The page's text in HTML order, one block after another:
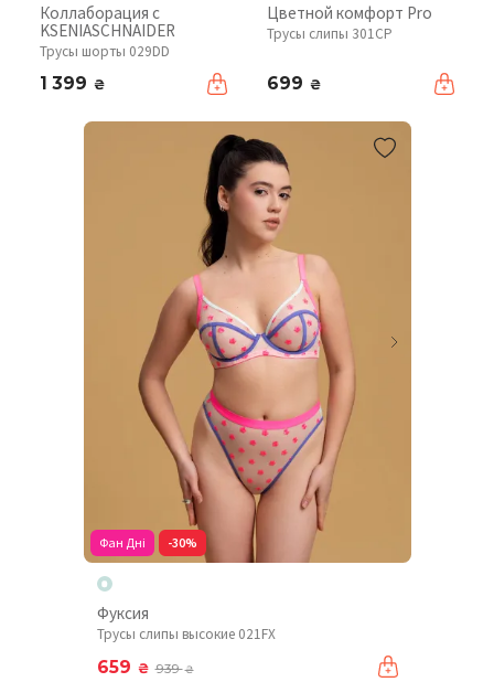
Коллаборация с
KSENIASCHNAIDER
Трусы шорты 029DD
1 399 ₴
Цветной комфорт Pro
Трусы слипы 301CP
699 ₴
Фан Дні -30%
Фуксия
Трусы слипы высокие 021FX
659 ₴ 939₴